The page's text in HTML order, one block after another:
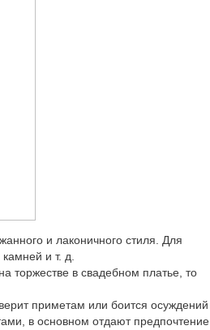
и лаконичного стиля. Для
и т. д.
торжестве в свадебном платье, то
приметам или боится осуждений
в основном отдают предпочтение